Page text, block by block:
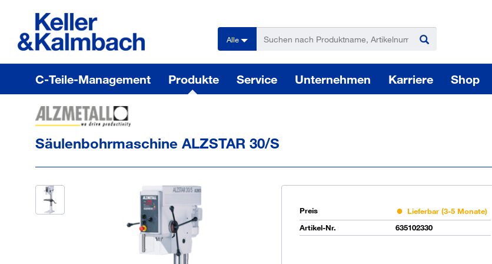
Alle
C-Teile-Management Produkte Service Unternehmen Karriere Shop
Säulenbohrmaschine ALZSTAR 30/S
Preis
Lieferbar (3-5 Monate)
Artikel-Nr.
635102330